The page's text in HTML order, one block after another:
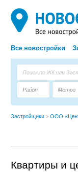
Все новостройки
Район Метро
Застройщики > ООО
Квартиры и